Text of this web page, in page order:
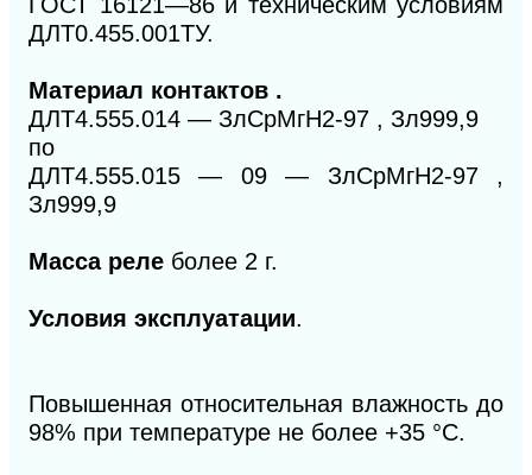
ГОСТ 16121—86 и техническим условиям
ДЛТ0.455.001ТУ.
Материал контактов .
ДЛТ4.555.014 — ЗлСрМгН2-97 , Зл999,9
по
ДЛТ4.555.015 — 09 — ЗлСрМгН2-97 ,
Зл999,9
Масса реле более 2 г.
Условия эксплуатации.
Повышенная относительная влажность до
98% при температуре не более +35 °С.